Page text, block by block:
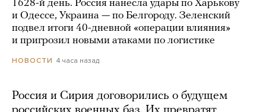
1628-й день. Россия нанесла удары по Харькову
и Одессе, Украина — по Белгороду. Зеленский
подвел итоги 40-дневной «операции влияния»
и пригрозил новыми атаками по логистике
НОВОСТИ 4 часа назад
Россия и Сирия договорились о будущем